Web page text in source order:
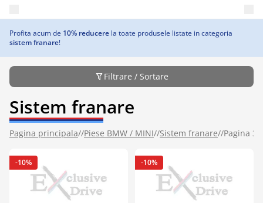
Profita acum de 10% reducere la toate produsele listate in categoria
sistem franare!
Filtrare / Sortare
Sistem franare
Pagina principala//Piese BMW / MINI//Sistem franare//Pagina 3
-10% -10%